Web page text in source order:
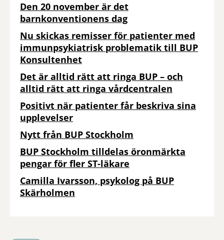
Den 20 november är det
barnkonventionens dag
Nu skickas remisser för patienter med
immunpsykiatrisk problematik till BUP
Konsultenhet
Det är alltid rätt att ringa BUP – och
alltid rätt att ringa vårdcentralen
Positivt när patienter får beskriva sina
upplevelser
Nytt från BUP Stockholm
BUP Stockholm tilldelas öronmärkta
pengar för fler ST-läkare
Camilla Ivarsson, psykolog på BUP
Skärholmen